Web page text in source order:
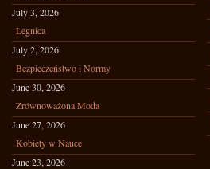
July 3, 2026
Legnica
July 2, 2026
Bezpieczeństwo i Normy
June 30, 2026
Zrównoważona Moda
June 27, 2026
Kobiety w Nauce
June 23, 2026